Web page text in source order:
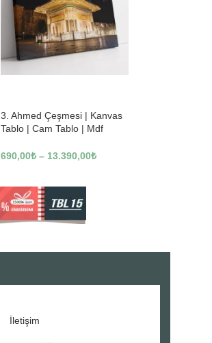
3. Ahmed Çeşmesi | Kanvas
Tablo | Cam Tablo | Mdf
690,00₺ – 13.390,00₺
İletişim